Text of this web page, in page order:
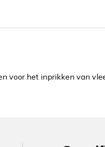
voor het inprikken van